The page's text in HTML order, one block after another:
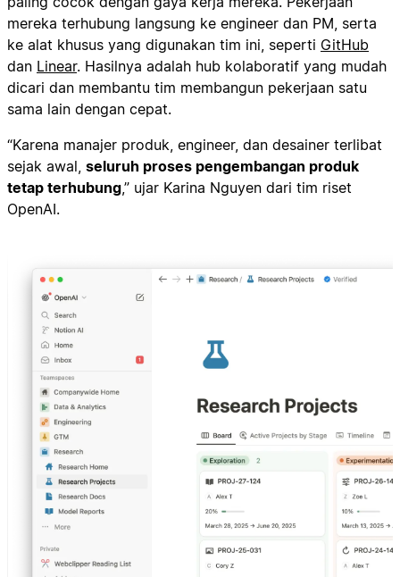
mereka terhubung langsung ke engineer dan PM, serta
ke alat khusus yang digunakan tim ini, seperti GitHub
dan Linear. Hasilnya adalah hub kolaboratif yang mudah
dicari dan membantu tim membangun pekerjaan satu
sama lain dengan cepat.
“Karena manajer produk, engineer, dan desainer terlibat
sejak awal, seluruh proses pengembangan produk
tetap terhubung,” ujar Karina Nguyen dari tim riset
OpenAI.